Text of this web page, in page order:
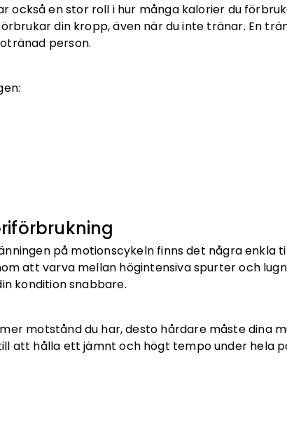
också en stor roll i hur många kalorier du
din kropp, även när du inte tränar. En
person.
på motionscykeln finns det några enkla
att varva mellan högintensiva spurter och
kondition snabbare.
motstånd du har, desto hårdare måste dina
att hålla ett jämnt och högt tempo under hela